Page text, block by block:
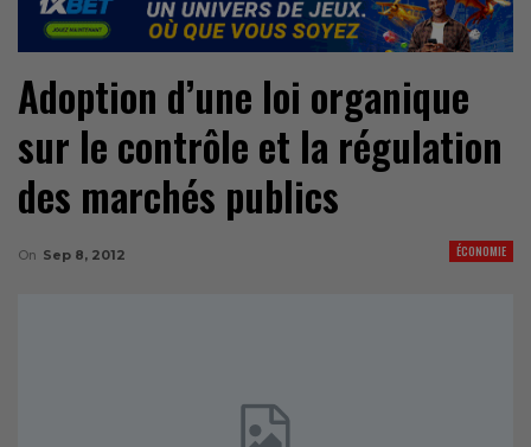
Adoption d’une loi organique
sur le contrôle et la régulation
des marchés publics
ÉCONOMIE
On Sep 8, 2012